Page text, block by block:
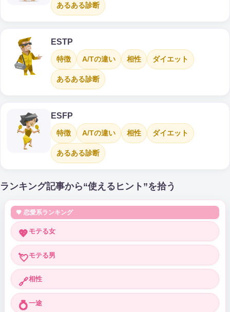
あるある診断
ESTP
特徴 A/Tの違い 相性 ダイエット
あるある診断
ESFP
特徴 A/Tの違い 相性 ダイエット
あるある診断
ランキング記事から“使えるヒント”を拾う
💗 恋愛系ランキング
💖 モテる女
💘モテる男
🔗相性
💍一途